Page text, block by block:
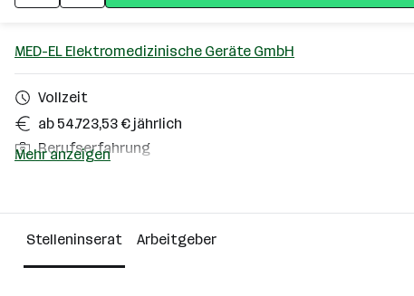
MED-EL Elektromedizinische Geräte GmbH
Vollzeit
ab 54.723,53 € jährlich
Berufserfahrung
Über das Unternehmen
2501 - 10000 Mitarbeiter*innen
Mehr anzeigen
Stelleninserat Arbeitgeber